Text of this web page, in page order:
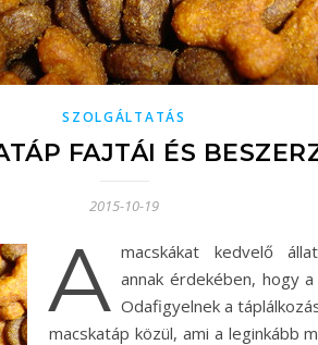
SZOLGÁLTATÁS
FAJTÁI ÉS
2015-10-19
A macskákat kedvelő
annak érdekében, hogy
Odafigyelnek a
macskatáp közül, ami a leginkább